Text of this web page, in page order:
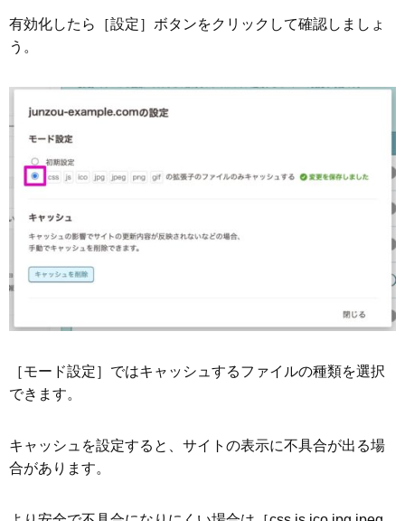
有効化したら［設定］ボタンをクリックして確認しましょ
う。
［モード設定］ではキャッシュするファイルの種類を選択
できます。
キャッシュを設定すると、サイトの表示に不具合が出る場
合があります。